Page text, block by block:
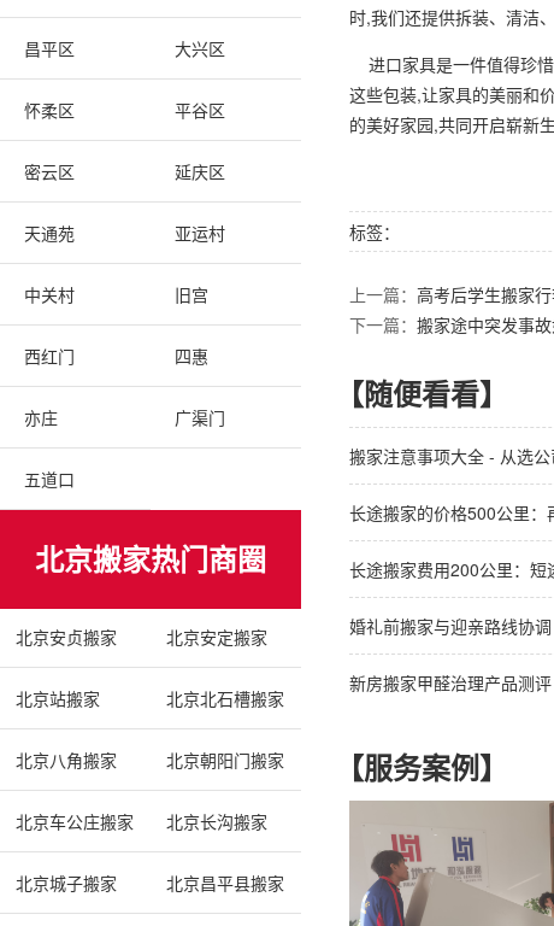
昌平区 大兴区
怀柔区 平谷区
密云区 延庆区
天通苑 亚运村
中关村 旧宫
西红门 四惠
亦庄 广渠门
五道口
北京搬家热门商圈
北京安贞搬家 北京安定搬家
北京站搬家 北京北石槽搬家
北京八角搬家 北京朝阳门搬家
北京车公庄搬家 北京长沟搬家
北京城子搬家 北京昌平县搬家
时,我们还提供拆装、清洁
进口家具是一件值得珍
这些包装,让家具的美丽和
的美好家园,共同开启崭新
标签：
上一篇： 高考后学生搬家
下一篇： 搬家途中突发事
【随便看看】
搬家注意事项大全 - 从选
长途搬家的价格500公里：
长途搬家费用200公里：短
婚礼前搬家与迎亲路线协调
新房搬家甲醛治理产品测评
【服务案例】